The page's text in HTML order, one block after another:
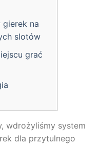
na
slotów
grać
wdrożyliśmy system
dla przytulnego